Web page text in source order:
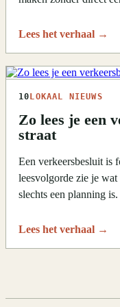
Lees het verhaal →
10 LOKAAL NIEUWS
Zo lees je een
straat
Een verkeersbesluit is
leesvolgorde zie je
slechts een planning is.
Lees het verhaal →